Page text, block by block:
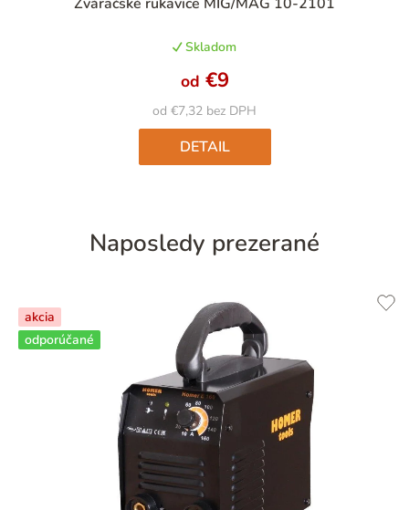
hodnotenie
je
5,0
z
5
hviezdičiek.
Skladom
od €7,32 bez DPH
od €9
DETAIL
Naposledy prezerané
akcia
odporúčané